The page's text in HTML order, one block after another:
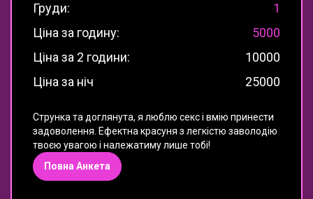
Груди:
1
Ціна за годину:
5000
Ціна за 2 години:
10000
Ціна за ніч
25000
Струнка та доглянута, я люблю секс і вмію принести
задоволення. Ефектна красуня з легкістю заволодію
твоєю увагою і належатиму лише тобі!
Повна Анкета